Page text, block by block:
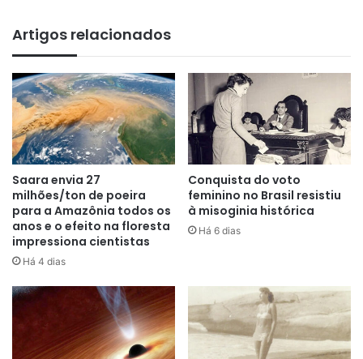
A análise inicial dos fósseis envolveu a identificação das
partes do corpo representadas e comparações com outros
dinossauros descritos na literatura científica. O próximo
passo é preparar os fósseis para devolvê-los ao Maranhão,
onde serão expostos no Centro de Pesquisa de História
Natural e Arqueologia, em São Luís.
Os ossos foram encontrados durante a construção de uma
Artigos relacionados
Saara envia 27
milhões/ton de poeira
para a Amazônia todos os
anos e o efeito na floresta
impressiona cientistas
Há 4 dias
Conquista do voto
feminino no Brasil resistiu
à misoginia histórica
Há 6 dias